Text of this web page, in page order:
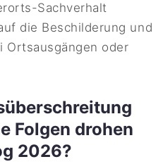
Sachverhalt
die Beschilderung und
Ortsausgängen oder
Folgen drohen
2026?